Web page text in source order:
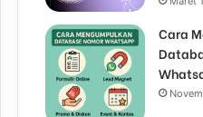
Cara